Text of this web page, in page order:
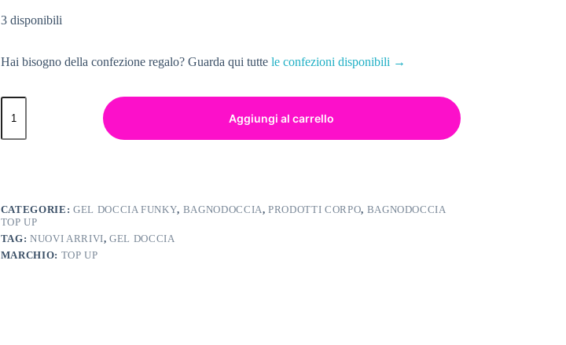
3 disponibili
Hai bisogno della confezione regalo? Guarda qui tutte le confezioni disponibili →
MIRTILLA
DOCCIA
Aggiungi al carrello
CATEGORIE: GEL DOCCIA FUNKY, BAGNODOCCIA,PRODOTTI CORPO, BAGNODOCCIA
TOP UP
TAG:NUOVI ARRIVI,GEL DOCCIA
MARCHIO: TOP UP